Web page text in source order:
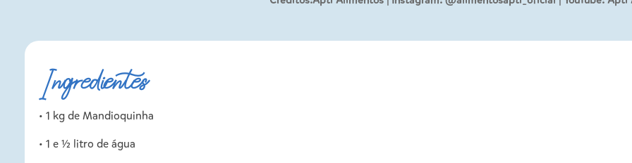
Ingredientes
• 1 kg de Mandioquinha
• 1 e 1⁄2 litro de água